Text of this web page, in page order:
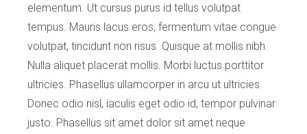
elementum. Ut cursus purus id tellus volutpat
tempus. Mauris lacus eros, fermentum vitae congue
volutpat, tincidunt non risus. Quisque at mollis nibh.
Nulla aliquet placerat mollis. Morbi luctus porttitor
ultricies. Phasellus ullamcorper in arcu ut ultricies.
Donec odio nisl, iaculis eget odio id, tempor pulvinar
justo. Phasellus sit amet dolor sit amet neque